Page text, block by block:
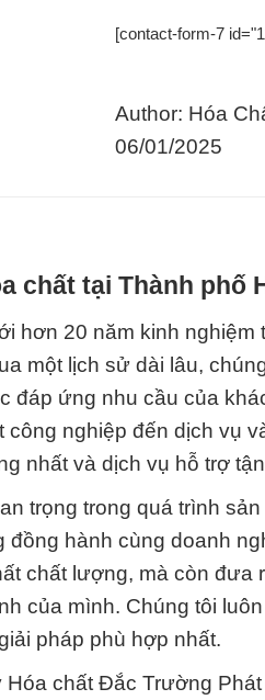
[contact-form-7
Author: Hóa
06/01/2025
chất tại Thành phố
hơn 20 năm kinh nghiệm
một lịch sử dài lâu,
ứng nhu cầu của
nghiệp đến dịch vụ
nhất và dịch vụ hỗ trợ
trọng trong quá trình
hành cùng doanh
chất lượng, mà còn đưa
của mình. Chúng tôi
pháp phù hợp nhất.
chất Đắc Trường